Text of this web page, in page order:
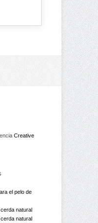
Creative
el pelo de
natural
natural